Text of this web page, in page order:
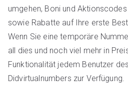
umgehen, Boni und
sowie Rabatte auf Ihre erste
Wenn Sie eine temporäre
all dies und noch viel mehr in
Funktionalität jedem Benutzer
Didvirtualnumbers zur Verfügung.